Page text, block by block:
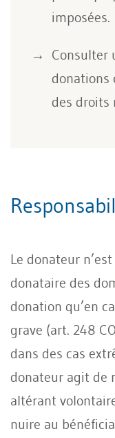
imposées.
Consulter
donations
des droits
Le donateur
donataire des
donation qu’en
grave (art. 248
dans des cas
donateur agit de
altérant
nuire au